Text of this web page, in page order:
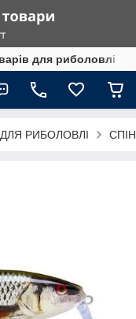
для риболовлі
РИБОЛОВЛІ